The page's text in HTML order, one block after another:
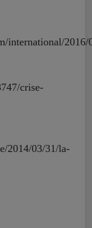
international/
crise-
2014/03/31/la-